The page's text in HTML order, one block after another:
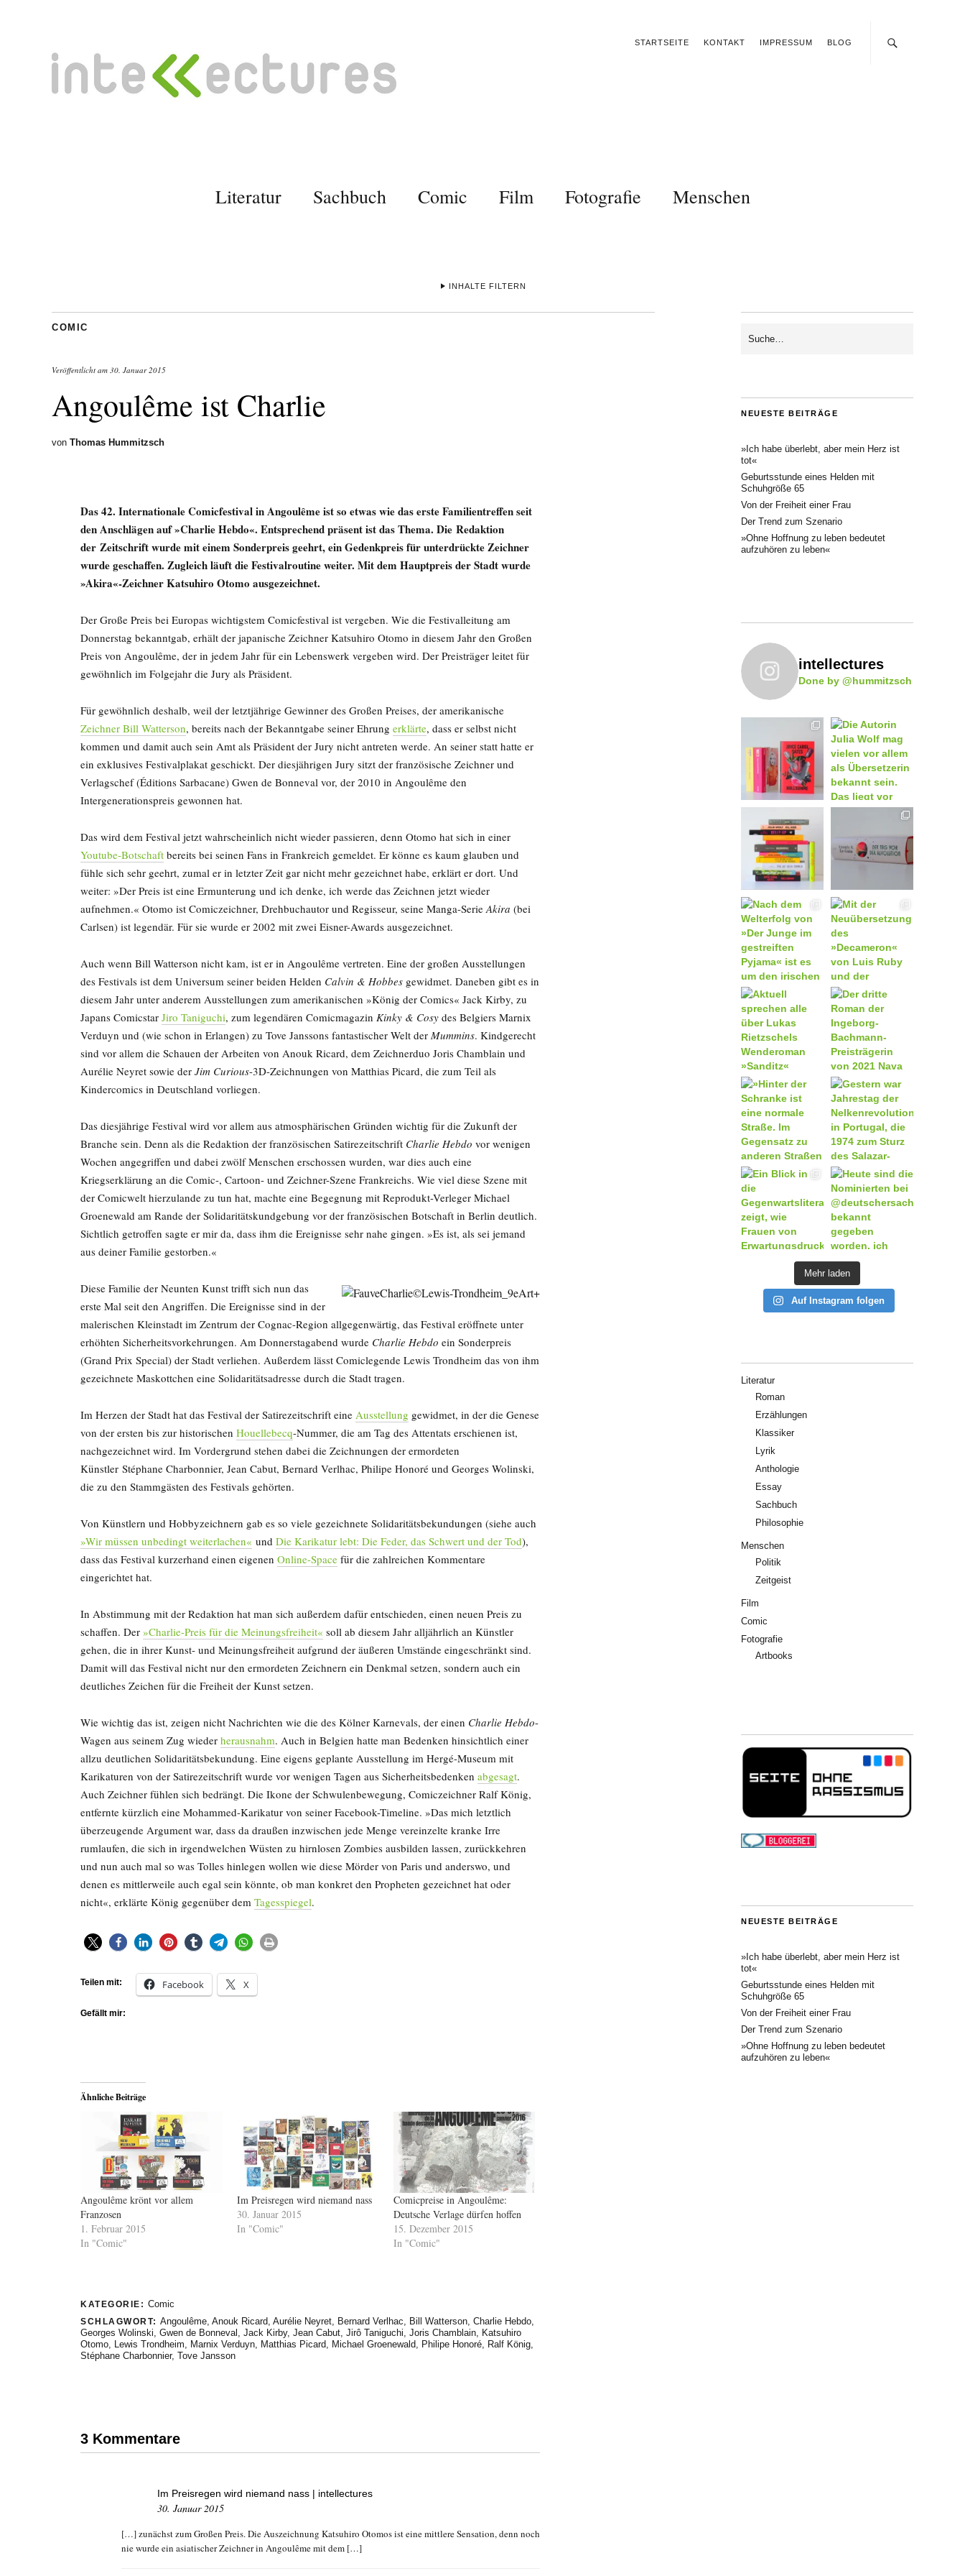
STARTSEITE KONTAKT IMPRESSUM BLOG
Literatur Sachbuch Comic Film Fotografie Menschen
INHALTE FILTERN
COMIC
Veröffentlicht am 30. Januar 2015
Angoulême ist Charlie
von Thomas Hummitzsch
Das 42. Internationale Comicfestival in Angoulême ist so etwas wie das erste Familientreffen seit
den Anschlägen auf »Charlie Hebdo«. Entsprechend präsent ist das Thema. Die Redaktion
der Zeitschrift wurde mit einem Sonderpreis geehrt, ein Gedenkpreis für unterdrückte Zeichner
wurde geschaffen. Zugleich läuft die Festivalroutine weiter. Mit dem Hauptpreis der Stadt wurde
»Akira«-Zeichner Katsuhiro Otomo ausgezeichnet.
Der Große Preis bei Europas wichtigstem Comicfestival ist vergeben. Wie die Festivalleitung am
Donnerstag bekanntgab, erhält der japanische Zeichner Katsuhiro Otomo in diesem Jahr den Großen
Preis von Angoulême, der in jedem Jahr für ein Lebenswerk vergeben wird. Der Preisträger leitet für
gewöhnlich im Folgejahr die Jury als Präsident.
Für gewöhnlich deshalb, weil der letztjährige Gewinner des Großen Preises, der amerikanische
Zeichner Bill Watterson, bereits nach der Bekanntgabe seiner Ehrung erklärte, dass er selbst nicht
kommen und damit auch sein Amt als Präsident der Jury nicht antreten werde. An seiner statt hatte er
ein exklusives Festivalplakat geschickt. Der diesjährigen Jury sitzt der französische Zeichner und
Verlagschef (Éditions Sarbacane) Gwen de Bonneval vor, der 2010 in Angoulême den
Intergenerationspreis gewonnen hat.
Das wird dem Festival jetzt wahrscheinlich nicht wieder passieren, denn Otomo hat sich in einer
Youtube-Botschaft bereits bei seinen Fans in Frankreich gemeldet. Er könne es kaum glauben und
fühle sich sehr geehrt, zumal er in letzter Zeit gar nicht mehr gezeichnet habe, erklärt er dort. Und
weiter: »Der Preis ist eine Ermunterung und ich denke, ich werde das Zeichnen jetzt wieder
aufnehmen.« Otomo ist Comiczeichner, Drehbuchautor und Regisseur, seine Manga-Serie Akira (bei
Carlsen) ist legendär. Für sie wurde er 2002 mit zwei Eisner-Awards ausgezeichnet.
Auch wenn Bill Watterson nicht kam, ist er in Angoulême vertreten. Eine der großen Ausstellungen
des Festivals ist dem Universum seiner beiden Helden Calvin & Hobbes gewidmet. Daneben gibt es in
diesem Jahr unter anderem Ausstellungen zum amerikanischen »König der Comics« Jack Kirby, zu
Japans Comicstar Jiro Taniguchi, zum legendären Comicmagazin Kinky & Cosy des Belgiers Marnix
Verduyn und (wie schon in Erlangen) zu Tove Janssons fantastischer Welt der Mummins. Kindgerecht
sind vor allem die Schauen der Arbeiten von Anouk Ricard, dem Zeichnerduo Joris Chamblain und
Aurélie Neyret sowie der Jim Curious-3D-Zeichnungen von Matthias Picard, die zum Teil als
Kindercomics in Deutschland vorliegen.
Das diesjährige Festival wird vor allem aus atmosphärischen Gründen wichtig für die Zukunft der
Branche sein. Denn als die Redaktion der französischen Satirezeitschrift Charlie Hebdo vor wenigen
Wochen angegriffen und dabei zwölf Menschen erschossen wurden, war dies auch eine
Kriegserklärung an die Comic-, Cartoon- und Zeichner-Szene Frankreichs. Wie viel diese Szene mit
der Comicwelt hierzulande zu tun hat, machte eine Begegnung mit Reprodukt-Verleger Michael
Groenewald am Rande der Solidaritätskundgebung vor der französischen Botschaft in Berlin deutlich.
Sichtlich getroffen sagte er mir da, dass ihm die Ereignisse sehr nahe gingen. »Es ist, als sei jemand
aus deiner Familie gestorben.«
Diese Familie der Neunten Kunst trifft sich nun das
erste Mal seit den Angriffen. Die Ereignisse sind in der
malerischen Kleinstadt im Zentrum der Cognac-Region allgegenwärtig, das Festival eröffnete unter
erhöhten Sicherheitsvorkehrungen. Am Donnerstagabend wurde Charlie Hebdo ein Sonderpreis
(Grand Prix Special) der Stadt verliehen. Außerdem lässt Comiclegende Lewis Trondheim das von ihm
gezeichnete Maskottchen eine Solidaritätsadresse durch die Stadt tragen.
Im Herzen der Stadt hat das Festival der Satirezeitschrift eine Ausstellung gewidmet, in der die Genese
von der ersten bis zur historischen Houellebecq-Nummer, die am Tag des Attentats erschienen ist,
nachgezeichnet wird. Im Vordergrund stehen dabei die Zeichnungen der ermordeten
Künstler Stéphane Charbonnier, Jean Cabut, Bernard Verlhac, Philipe Honoré und Georges Wolinski,
die zu den Stammgästen des Festivals gehörten.
Von Künstlern und Hobbyzeichnern gab es so viele gezeichnete Solidaritätsbekundungen (siehe auch
»Wir müssen unbedingt weiterlachen« und Die Karikatur lebt: Die Feder, das Schwert und der Tod),
dass das Festival kurzerhand einen eigenen Online-Space für die zahlreichen Kommentare
eingerichtet hat.
In Abstimmung mit der Redaktion hat man sich außerdem dafür entschieden, einen neuen Preis zu
schaffen. Der »Charlie-Preis für die Meinungsfreiheit« soll ab diesem Jahr alljährlich an Künstler
gehen, die in ihrer Kunst- und Meinungsfreiheit aufgrund der äußeren Umstände eingeschränkt sind.
Damit will das Festival nicht nur den ermordeten Zeichnern ein Denkmal setzen, sondern auch ein
deutliches Zeichen für die Freiheit der Kunst setzen.
Wie wichtig das ist, zeigen nicht Nachrichten wie die des Kölner Karnevals, der einen Charlie Hebdo-
Wagen aus seinem Zug wieder herausnahm. Auch in Belgien hatte man Bedenken hinsichtlich einer
allzu deutlichen Solidaritätsbekundung. Eine eigens geplante Ausstellung im Hergé-Museum mit
Karikaturen von der Satirezeitschrift wurde vor wenigen Tagen aus Sicherheitsbedenken abgesagt.
Auch Zeichner fühlen sich bedrängt. Die Ikone der Schwulenbewegung, Comiczeichner Ralf König,
entfernte kürzlich eine Mohammed-Karikatur von seiner Facebook-Timeline. »Das mich letztlich
überzeugende Argument war, dass da draußen inzwischen jede Menge vereinzelte kranke Irre
rumlaufen, die sich in irgendwelchen Wüsten zu hirnlosen Zombies ausbilden lassen, zurückkehren
und nun auch mal so was Tolles hinlegen wollen wie diese Mörder von Paris und anderswo, und
denen es mittlerweile auch egal sein könnte, ob man konkret den Propheten gezeichnet hat oder
nicht«, erklärte König gegenüber dem Tagesspiegel.
Teilen mit: Facebook X
Gefällt mir:
Ähnliche Beiträge
Angoulême krönt vor allem
Franzosen
1. Februar 2015
In "Comic"
Im Preisregen wird niemand nass
30. Januar 2015
In "Comic"
Comicpreise in Angoulême:
Deutsche Verlage dürfen hoffen
15. Dezember 2015
In "Comic"
KATEGORIE: Comic
SCHLAGWORT: Angoulême Anouk Ricard Aurélie Neyret Bernard Verlhac Bill Watterson Charlie Hebdo
Georges Wolinski Gwen de Bonneval Jack Kirby, Jean Cabut Jirô Taniguchi Joris Chamblain
Katsuhiro
Otomo
Lewis Trondheim Marnix Verduyn Matthias Picard Michael Groenewald Philipe Honoré Ralf König
Stéphane Charbonnier, Tove Jansson
3 Kommentare
Im Preisregen wird niemand nass | intellectures
30. Januar 2015
[…] zunächst zum Großen Preis. Die Auszeichnung Katsuhiro Otomos ist eine mittlere Sensation, denn noch
nie wurde ein asiatischer Zeichner in Angoulême mit dem […]
NEUESTE BEITRÄGE
»Ich habe überlebt, aber mein Herz ist
tot«
Geburtsstunde eines Helden mit
Schuhgröße 65
Von der Freiheit einer Frau
Der Trend zum Szenario
»Ohne Hoffnung zu leben bedeutet
aufzuhören zu leben«
intellectures
Done by @hummitzsch
Mehr laden
Auf Instagram folgen
Literatur
Roman
Erzählungen
Klassiker
Lyrik
Anthologie
Essay
Sachbuch
Philosophie
Menschen
Politik
Zeitgeist
Film
Comic
Fotografie
Artbooks
NEUESTE BEITRÄGE
»Ich habe überlebt, aber mein Herz ist
tot«
Geburtsstunde eines Helden mit
Schuhgröße 65
Von der Freiheit einer Frau
Der Trend zum Szenario
»Ohne Hoffnung zu leben bedeutet
aufzuhören zu leben«